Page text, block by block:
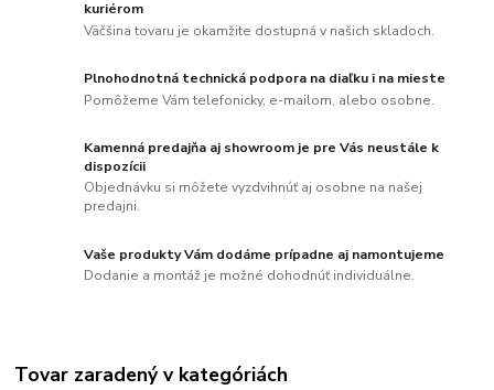
kuriérom
Väčšina tovaru je okamžite dostupná v našich skladoch.
Plnohodnotná technická podpora na diaľku i na mieste
Pomôžeme Vám telefonicky, e-mailom, alebo osobne.
Kamenná predajňa aj showroom je pre Vás neustále k
dispozícii
Objednávku si môžete vyzdvihnúť aj osobne na našej
predajni.
Vaše produkty Vám dodáme prípadne aj namontujeme
Dodanie a montáž je možné dohodnúť individuálne.
Tovar zaradený v kategóriách